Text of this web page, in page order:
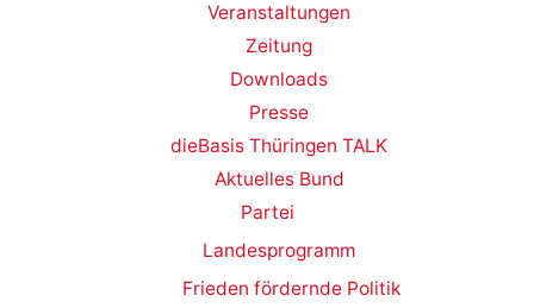
Veranstaltungen
Zeitung
Downloads
Presse
dieBasis Thüringen TALK
Aktuelles Bund
Partei
Landesprogramm
Frieden fördernde Politik